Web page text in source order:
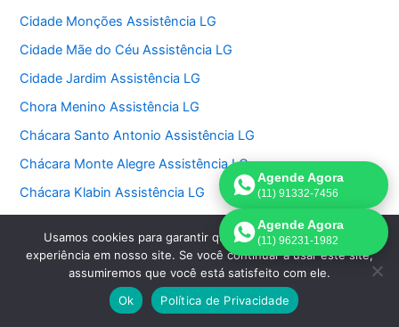
Cidade Monções Assistência LG
Cidade Mãe do Céu Assistência LG
Cidade Jardim Assistência LG
Chora Menino Assistência LG
Chácara Santo Antonio Assistência LG
Chácara Monte Alegre Assistência LG
Chácara Klabin Assistência LG
Chácara Inglesa Assistência LG
Chácara Flora Assistência LG
Chácara Belenzinho Assistência LG
Agende Agora
(11) 91332-7456
Agende Agora
(11) 96231-1982
Usamos cookies para garantir que oferecemos a melhor
experiência em nosso site. Se você continuar a usar este site,
assumiremos que você está satisfeito com ele.
Ok
Política de Privacidade